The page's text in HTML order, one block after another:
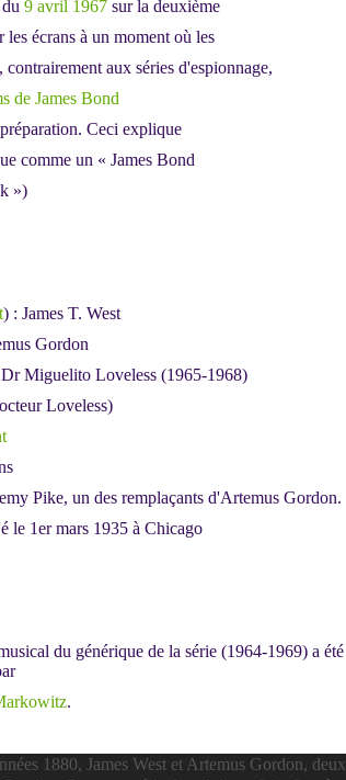
9 avril 1967 sur la deuxième
les écrans à un moment où les
aux séries d'espionnage,
de James Bond
Ceci explique
comme un « James Bond
»)
) : James T. West
Gordon
Miguelito Loveless (1965-1968)
Loveless)
Pike, un des remplaçants d'Artemus Gordon.
le 1er mars 1935 à Chicago
du générique de la série (1964-1969) a été
.
1880, James West et Artemus Gordon, deux